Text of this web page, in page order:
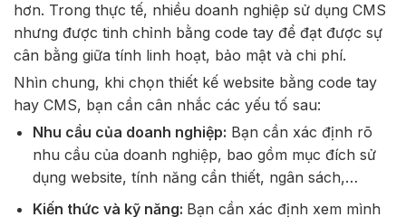
hơn. Trong thực tế, nhiều doanh nghiệp sử dụng CMS
nhưng được tinh chỉnh bằng code tay để đạt được sự
cân bằng giữa tính linh hoạt, bảo mật và chi phí.
Nhìn chung, khi chọn thiết kế website bằng code tay
hay CMS, bạn cần cân nhắc các yếu tố sau:
Nhu cầu của doanh nghiệp: Bạn cần xác định rõ
nhu cầu của doanh nghiệp, bao gồm mục đích sử
dụng website, tính năng cần thiết, ngân sách,…
Kiến thức và kỹ năng: Bạn cần xác định xem mình